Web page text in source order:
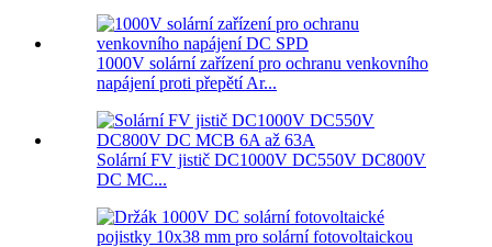
1000V solární zařízení pro ochranu venkovního
napájení proti přepětí Ar...
Solární FV jistič DC1000V DC550V DC800V
DC MC...